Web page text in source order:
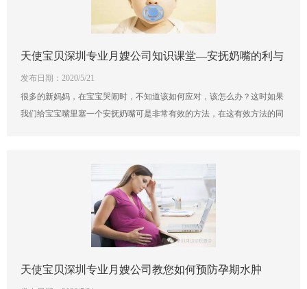
天使宝贝深圳专业月嫂公司知识课堂—安抚奶嘴的利与
弊
发布日期：2020/5/21
很多的新妈妈，在宝宝哭闹时，不知道该如何应对，该怎么办？这时如果
我们给宝宝嘴里塞一个安抚奶嘴可是非常有效的方法，在这有效方法的同
圳天使宝贝母婴护理专业为大家解除困惑。
天使宝贝深圳专业月嫂公司教您如何预防孕期水肿